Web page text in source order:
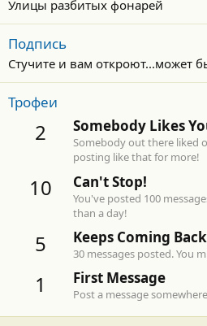
Улицы разбитых фонарей
Подпись
Стучите и вам откроют...может
Трофеи
2 Somebody Likes
Somebody out there liked
posting like that for more!
10 Can't Stop!
You've posted 100
than a day!
5 Keeps Coming Back
30 messages posted. You
1 First Message
Post a message